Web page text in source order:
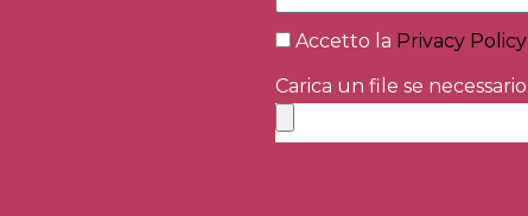
Accetto la Privacy Policy
Carica un file se necessario